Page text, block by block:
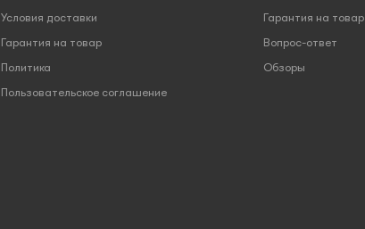
Условия доставки
Гарантия на товар
Политика
Пользовательское соглашение
Гарантия на товар
Вопрос-ответ
Обзоры